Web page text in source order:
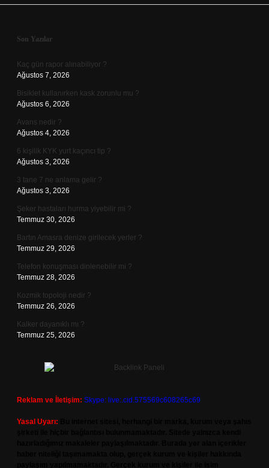
Sidebar
Son Yazılar
Kaç gün rapor alınabiliyor ?
Ağustos 7, 2026
Bisiklet kullanırken kask zorunlu mu ?
Ağustos 6, 2026
Avans nedir ?
Ağustos 4, 2026
6 kişilik KYK yurt kaçıncı tip ?
Ağustos 3, 2026
3 tane 7 ne anlama gelir ?
Ağustos 3, 2026
Şeker hastaları hurma yiyebilir mi ?
Temmuz 30, 2026
Bartın Amasra denize girilecek yerler ?
Temmuz 29, 2026
Telefon konuşması dinlenebilir mi ?
Temmuz 28, 2026
Kozmik topoloji nedir ?
Temmuz 26, 2026
Kalker dayanıklı mı ?
Temmuz 25, 2026
Reklam ve İletişim: Skype: live:.cid.575569c608265c69
Yasal Uyarı: